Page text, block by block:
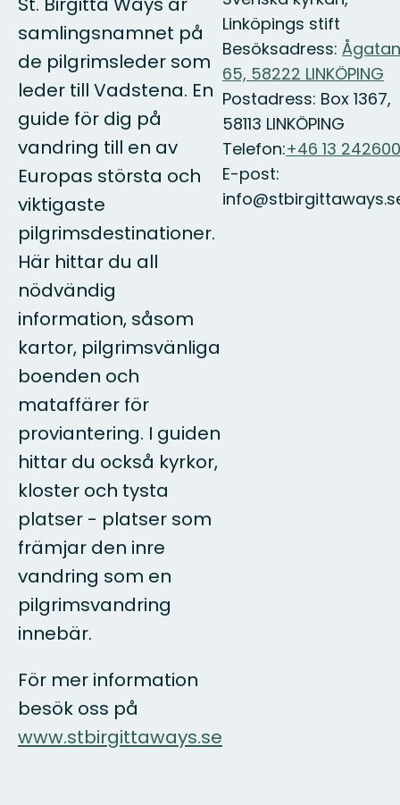
samlingsnamnet på
de pilgrimsleder som
leder till Vadstena. En
guide för dig på
vandring till en av
Europas största och
viktigaste
pilgrimsdestinationer.
Här hittar du all
nödvändig
information, såsom
kartor, pilgrimsvänliga
boenden och
mataffärer för
proviantering. I guiden
hittar du också kyrkor,
kloster och tysta
platser - platser som
främjar den inre
vandring som en
pilgrimsvandring
innebär.
För mer information
besök oss på
www.stbirgittaways.se
Linköpings stift
Besöksadress: Ågatan
65, 58222 LINKÖPING
Postadress: Box 1367,
58113 LINKÖPING
Telefon:+46 13 242600
E-post: